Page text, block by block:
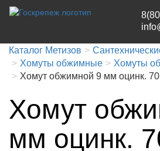
Каталог Метизов
Хомуты обжимные
Хомуты
Хомут обжимной 9 мм оцинк.
Хомут
мм оцинк.